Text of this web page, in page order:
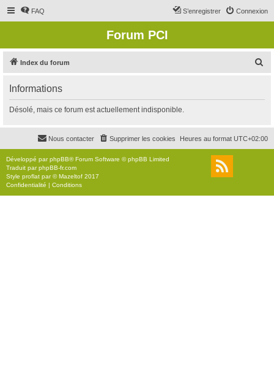
FAQ Connexion
S’enregistrer
Forum PCI
Index du forum
r
c
r
Informations
Désolé, mais ce forum est actuellement indisponible.
Heures au format UTC+02:00
Supprimer les cookies
Nous contacter
Développé parphpBB® Forum Software © phpBB Limited
Traduit parphpBB-fr.com
Style proflat par ©Mazeltof 2017
Confidentialité | Conditions